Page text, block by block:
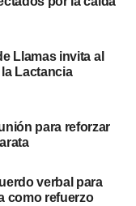
Llamas invita al
Lactancia
para reforzar
verbal para
como refuerzo